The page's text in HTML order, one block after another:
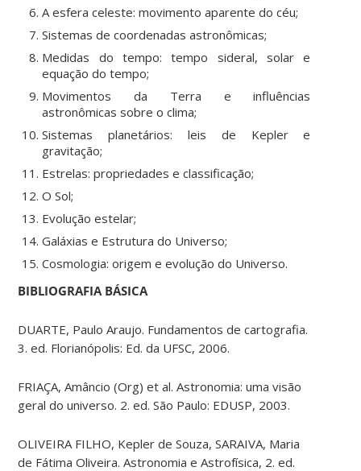
A esfera celeste: movimento aparente do céu;
Sistemas de coordenadas astronômicas;
Medidas do tempo: tempo sideral, solar e
equação do tempo;
Movimentos da Terra e influências
astronômicas sobre o clima;
Sistemas planetários: leis de Kepler e
gravitação;
Estrelas: propriedades e classificação;
O Sol;
Evolução estelar;
Galáxias e Estrutura do Universo;
Cosmologia: origem e evolução do Universo.
BIBLIOGRAFIA BÁSICA
DUARTE, Paulo Araujo. Fundamentos de cartografia.
3. ed. Florianópolis: Ed. da UFSC, 2006.
FRIAÇA, Amâncio (Org) et al. Astronomia: uma visão
geral do universo. 2. ed. São Paulo: EDUSP, 2003.
OLIVEIRA FILHO, Kepler de Souza, SARAIVA, Maria
de Fátima Oliveira. Astronomia e Astrofísica, 2. ed.